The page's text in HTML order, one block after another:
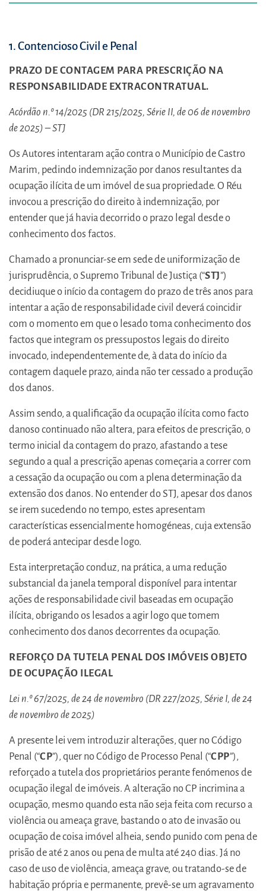
1. Contencioso Civil e Penal
PRAZO DE CONTAGEM PARA PRESCRIÇÃO NA
RESPONSABILIDADE EXTRACONTRATUAL.
Acórdão n.º 14/2025 (DR 215/2025, Série II, de 06 de novembro
de 2025) – STJ
Os Autores intentaram ação contra o Município de Castro
Marim, pedindo indemnização por danos resultantes da
ocupação ilícita de um imóvel de sua propriedade. O Réu
invocou a prescrição do direito à indemnização, por
entender que já havia decorrido o prazo legal desde o
conhecimento dos factos.
Chamado a pronunciar-se em sede de uniformização de
jurisprudência, o Supremo Tribunal de Justiça (“STJ”)
decidiuque o início da contagem do prazo de três anos para
intentar a ação de responsabilidade civil deverá coincidir
com o momento em que o lesado toma conhecimento dos
factos que integram os pressupostos legais do direito
invocado, independentemente de, à data do início da
contagem daquele prazo, ainda não ter cessado a produção
dos danos.
Assim sendo, a qualificação da ocupação ilícita como facto
danoso continuado não altera, para efeitos de prescrição, o
termo inicial da contagem do prazo, afastando a tese
segundo a qual a prescrição apenas começaria a correr com
a cessação da ocupação ou com a plena determinação da
extensão dos danos. No entender do STJ, apesar dos danos
se irem sucedendo no tempo, estes apresentam
características essencialmente homogéneas, cuja extensão
de poderá antecipar desde logo.
Esta interpretação conduz, na prática, a uma redução
substancial da janela temporal disponível para intentar
ações de responsabilidade civil baseadas em ocupação
ilícita, obrigando os lesados a agir logo que tomem
conhecimento dos danos decorrentes da ocupação.
REFORÇO DA TUTELA PENAL DOS IMÓVEIS OBJETO
DE OCUPAÇÃO ILEGAL
Lei n.º 67/2025, de 24 de novembro (DR 227/2025, Série I, de 24
de novembro de 2025)
A presente lei vem introduzir alterações, quer no Código
Penal (“CP”), quer no Código de Processo Penal (“CPP”),
reforçado a tutela dos proprietários perante fenómenos de
ocupação ilegal de imóveis. A alteração no CP incrimina a
ocupação, mesmo quando esta não seja feita com recurso a
violência ou ameaça grave, bastando o ato de invasão ou
ocupação de coisa imóvel alheia, sendo punido com pena de
prisão de até 2 anos ou pena de multa até 240 dias. Já no
caso de uso de violência, ameaça grave, ou tratando-se de
habitação própria e permanente, prevê-se um agravamento